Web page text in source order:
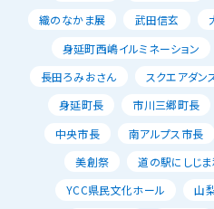
織のなかま展
武田信玄
身延町西嶋イルミネーション
長田ろみおさん
スクエアダン
身延町長
市川三郷町長
中央市長
南アルプス市長
美創祭
道の駅にしじ
YCC県民文化ホール
山